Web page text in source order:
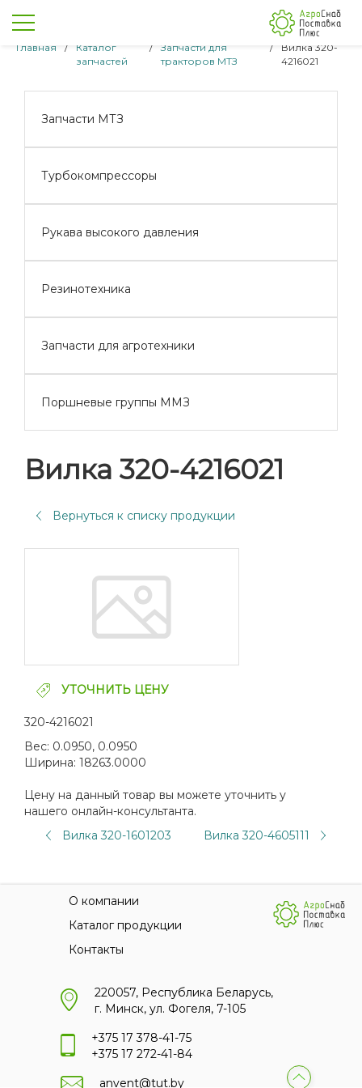
Главная /
Каталог
запчастей
/
Запчасти для
тракторов МТЗ
/
Вилка 320-
4216021
Запчасти МТЗ
Турбокомпрессоры
Рукава высокого давления
Резинотехника
Запчасти для агротехники
Поршневые группы ММЗ
Вилка 320-4216021
Вернуться к списку продукции
УТОЧНИТЬ ЦЕНУ
320-4216021
Вес: 0.0950, 0.0950
Ширина: 18263.0000
Цену на данный товар вы можете уточнить у
нашего онлайн-консультанта.
Вилка 320-1601203
Вилка 320-4605111
О компании
Каталог продукции
Контакты
220057, Республика Беларусь,
г. Минск, ул. Фогеля, 7-105
+375 17 378-41-75
+375 17 272-41-84
anvent@tut.by